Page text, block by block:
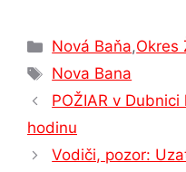
Kategórie
Nová Baňa,Okres
Značky
Nova Bana
POŽIAR v
hodinu
Vodiči, pozor: